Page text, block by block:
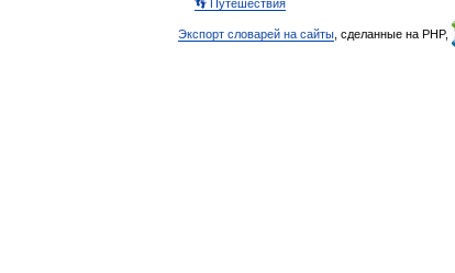
👣 Путешествия
Экспорт словарей на сайты , сделанные на PHP,